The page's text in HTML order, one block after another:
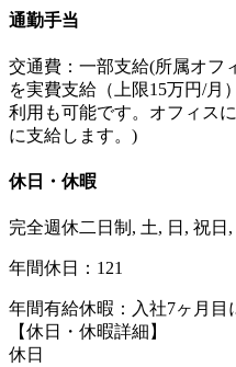
通勤手当
交通費：一部支給(所属オフ
を実費支給（上限15万円/月
利用も可能です。オフィス
に支給します。)
休日・休暇
完全週休二日制, 土, 日, 祝日
年間休日：121
年間有給休暇：入社7ヶ月目
【休日・休暇詳細】
休日